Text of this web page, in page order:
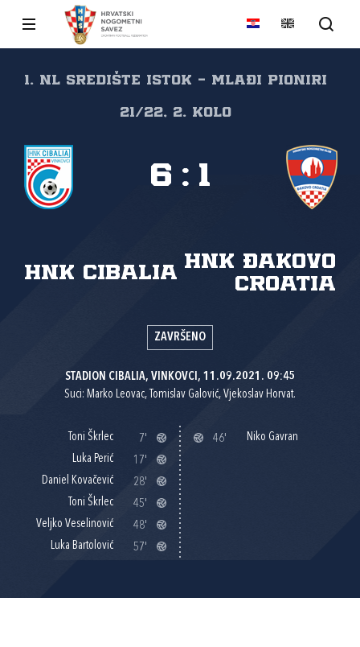
1. NL Središte Istok - Mlađi pioniri
21/22, 2. kolo
HNK Cibalia
HNK Đakovo
Croatia
6 : 1
ZAVRŠENO
STADION CIBALIA, VINKOVCI, 11.09.2021. 09:45
Suci: Marko Leovac, Tomislav Galović, Vjekoslav Horvat.
Toni Škrlec
7'
Luka Perić
17'
Daniel Kovačević
28'
Toni Škrlec
45'
Veljko Veselinović
48'
Luka Bartolović
57'
46' Niko Gavran